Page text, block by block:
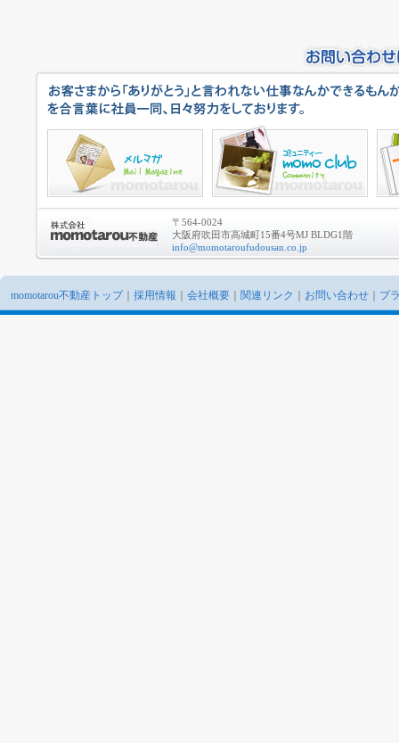
〒564-0024
大阪府吹田市高城町15番4号MJ BLDG1階
info@momotaroufudousan.co.jp
momotarou不動産トップ｜ 採用情報 会社概要 関連リンク お問い合わせ プ